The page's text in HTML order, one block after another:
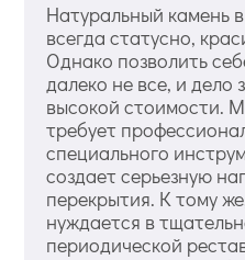
Натуральный камень
всегда статусно,
Однако позволить
далеко не все, и дело
высокой стоимости.
требует
специального
создает серьезную
перекрытия. К тому
нуждается в
периодической